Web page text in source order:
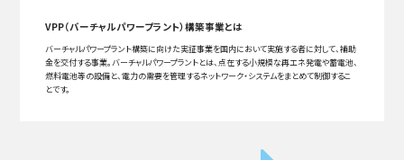
VPP（バーチャルパワープラント）構築事業とは
バーチャルパワープラント構築に向けた実証事業を国内において実施する者に対して、補助
金を交付する事業。バーチャルパワープラントとは、点在する小規模な再エネ発電や蓄電池、
燃料電池等の設備と、電力の需要を管理するネットワーク・システムをまとめて制御するこ
とです。